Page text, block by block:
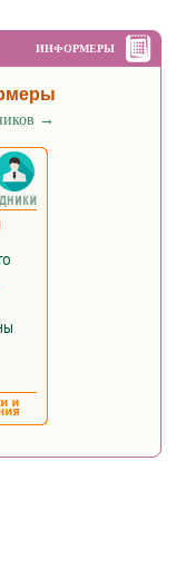
ИНФОРМЕРЫ
→